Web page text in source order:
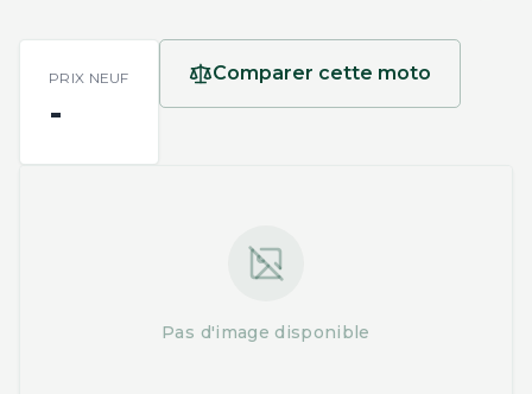
PRIX NEUF
-
Comparer cette moto
Pas d'image disponible